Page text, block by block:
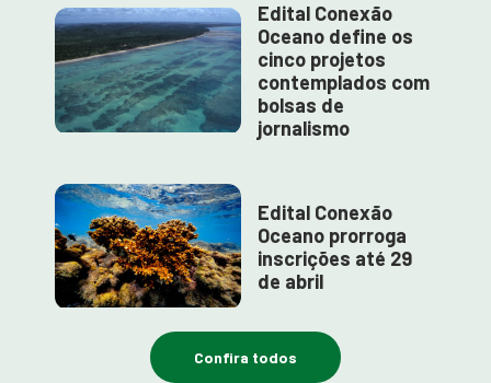
Edital Conexão
Oceano define os
cinco projetos
contemplados com
bolsas de
jornalismo
Edital Conexão
Oceano prorroga
inscrições até 29
de abril
Confira todos